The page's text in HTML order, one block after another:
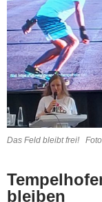
Das Feld bleibt frei!
bleiben